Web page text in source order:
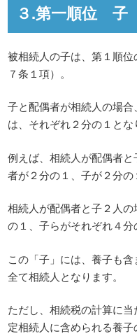
３.第一順位 子
被相続人の子は、第１順
７条１項）。
子と配偶者が相続人の場
は、それぞれ２分の１とな
例えば、相続人が配偶者
者が２分の１、子が２分の
相続人が配偶者と子２人
の１、子らがそれぞれ４分
この「子」には、養子も
全て相続人となります。
ただし、相続税の計算に
定相続人に含められる養